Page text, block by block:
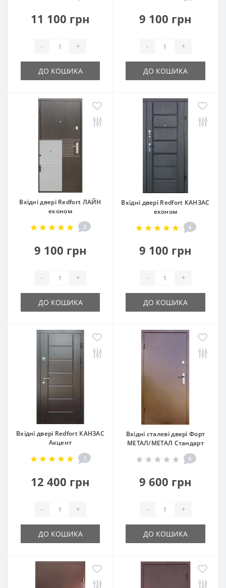
11 100 грн
- +
ДО КОШИКА
9 100 грн
- +
ДО КОШИКА
Вхідні двері Redfort ЛАЙН
економ
3
9 100 грн
- +
ДО КОШИКА
Вхідні двері Redfort КАНЗАС
економ
4
9 100 грн
- +
ДО КОШИКА
Вхідні двері Redfort КАНЗАС
Акцент
1
12 400 грн
- +
ДО КОШИКА
Вхідні сталеві двері Форт
МЕТАЛ/МЕТАЛ Стандарт
0
9 600 грн
- +
ДО КОШИКА